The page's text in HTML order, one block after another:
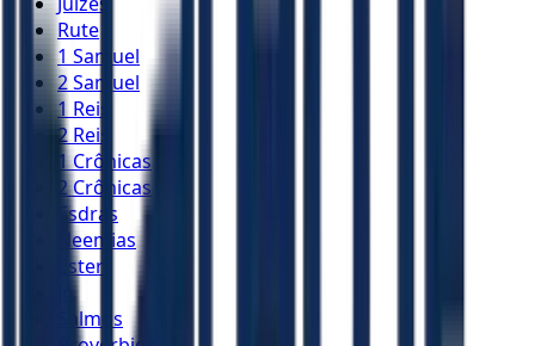
Rute
1 Samuel
2 Samuel
1 Reis
2 Reis
1 Crônicas
2 Crônicas
Esdras
Neemias
Ester
Jó
Salmos